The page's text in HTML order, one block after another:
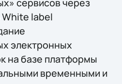
сервисов через
label
электронных
на базе платформы
временными и